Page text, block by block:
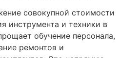
совокупной стоимости
инструмента и техники в
обучение персонала,
ремонтов и